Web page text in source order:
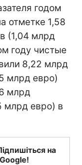
годом
отметке 1,58
(1,04 млрд
году чистые
8,22 млрд
млрд евро)
млрд
млрд евро) в
на